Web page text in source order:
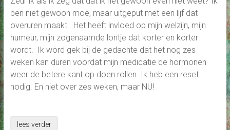
ben niet gewoon moe, maar uitgeput met een lijf dat
overuren maakt . Het heeft invloed op mijn welzijn, mijn
humeur, mijn zogenaamde lontje dat korter en korter
wordt. Ik word gek bij de gedachte dat het nog zes
weken kan duren voordat mijn medicatie de hormonen
weer de betere kant op doen rollen. Ik heb een reset
nodig. En niet over zes weken, maar NU!
lees verder